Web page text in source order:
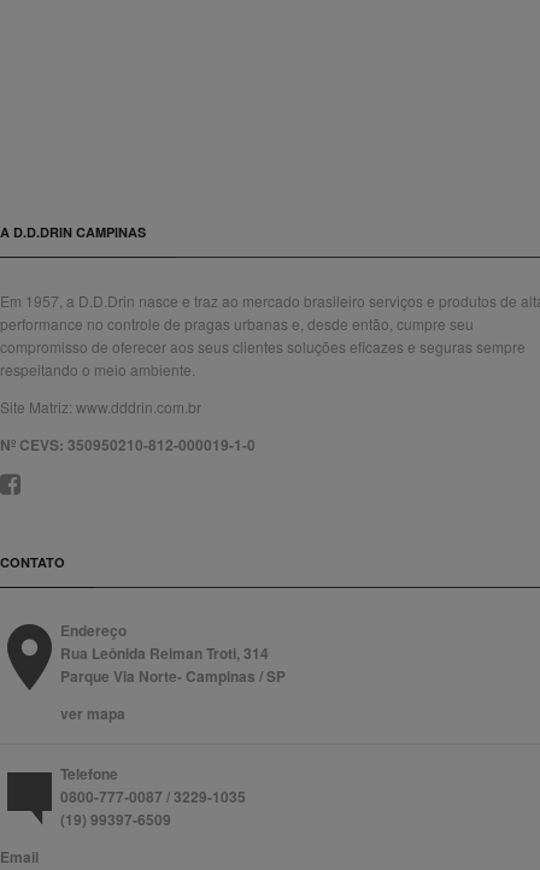
A D.D.DRIN CAMPINAS
Em 1957, a D.D.Drin nasce e traz ao mercado brasileiro serviços e produtos de
performance no controle de pragas urbanas e, desde então, cumpre seu
compromisso de oferecer aos seus clientes soluções eficazes e seguras sempre
respeitando o meio ambiente.
Site Matriz: www.dddrin.com.br
Nº CEVS: 350950210-812-000019-1-0
CONTATO
Endereço
Rua Leônida Reiman Troti, 314
Parque Via Norte- Campinas / SP
ver mapa
Telefone
0800-777-0087 / 3229-1035
(19) 99397-6509
Email